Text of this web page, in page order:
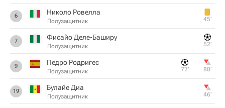
6 Николо Ровелла
Полузащитник 45‎’‎
7 Фисайо Деле-Баширу
Полузащитник 52‎’‎
9 Педро Родригес
Полузащитник 77‎’‎ 88‎’‎
19 Булайе Диа
Полузащитник 46‎’‎